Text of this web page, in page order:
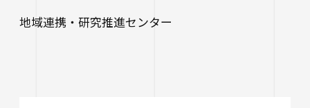
地域連携・研究推進センター